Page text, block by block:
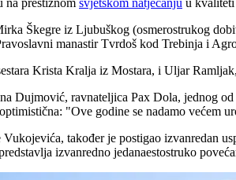
prestižnom svjetskom natjecanju u kvaliteti
Škegre iz Ljubuškog (osmerostrukog
manastir Tvrdoš kod Trebinja i
Krista Kralja iz Mostara, i Uljar
Dujmović, ravnateljica Pax Dola, jednog
"Ove godine se nadamo većem
također je postigao izvanredan
izvanredno jedanaestostruko